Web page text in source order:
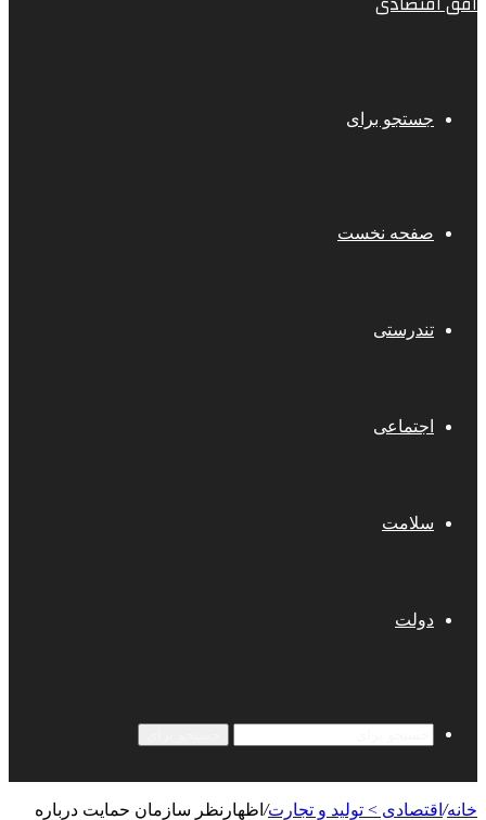
جستجو برای
صفحه نخست
تندرستی
اجتماعی
سلامت
دولت
خانه/ اقتصادی > تولید و تجارت/ اظهارنظر سازمان حمایت درباره